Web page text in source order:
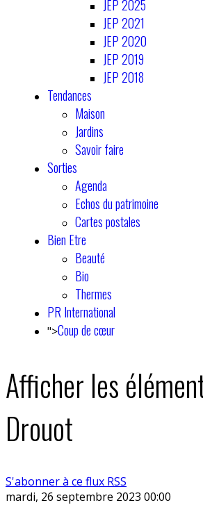
JEP 2025
JEP 2021
JEP 2020
JEP 2019
JEP 2018
Tendances
Maison
Jardins
Savoir faire
Sorties
Agenda
Echos du patrimoine
Cartes postales
Bien Etre
Beauté
Bio
Thermes
PR International
">Coup de cœur
Afficher les
Drouot
S'abonner à ce flux RSS
mardi, 26 septembre 2023 00:00